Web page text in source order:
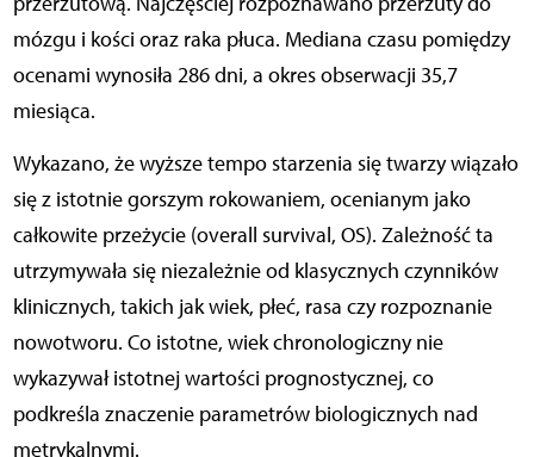
mózgu i kości oraz raka płuca. Mediana czasu pomiędzy
ocenami wynosiła 286 dni, a okres obserwacji 35,7
miesiąca.
Wykazano, że wyższe tempo starzenia się twarzy wiązało
się z istotnie gorszym rokowaniem, ocenianym jako
całkowite przeżycie (overall survival, OS). Zależność ta
utrzymywała się niezależnie od klasycznych czynników
klinicznych, takich jak wiek, płeć, rasa czy rozpoznanie
nowotworu. Co istotne, wiek chronologiczny nie
wykazywał istotnej wartości prognostycznej, co
podkreśla znaczenie parametrów biologicznych nad
metrykalnymi.